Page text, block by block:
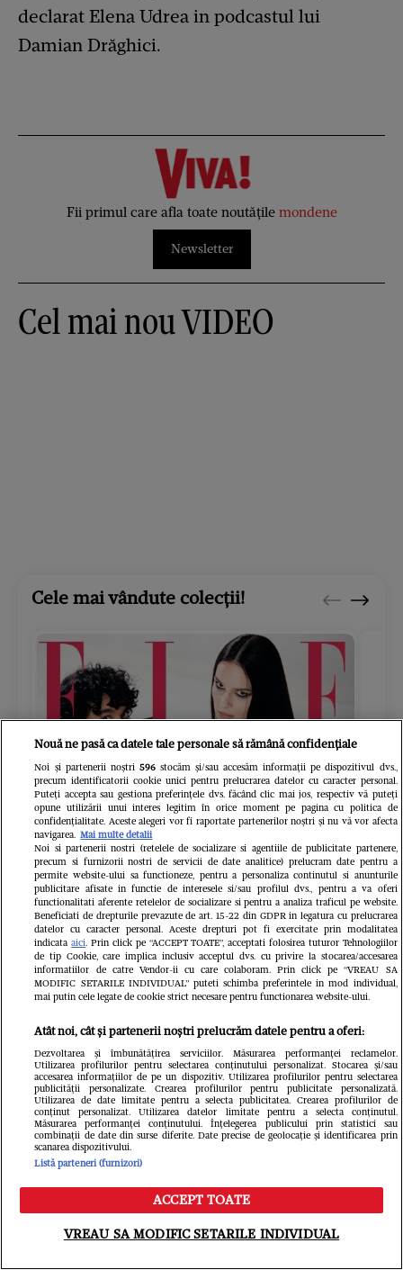
declarat Elena Udrea in podcastul lui
Damian Drăghici.
Fii primul care afla toate noutățile mondene
Newsletter
Cel mai nou VIDEO
Cele mai vândute colecții!
ELLE - ediția iulie/august 2026
39.99 RON
Cumpără acum
Urmărește-ne pe
Libertatea.ro
Meniu Caută
Nouă ne pasă ca datele tale personale să rămână confidențiale
Noi și partenerii noștri 596stocăm și/sau accesăm informații pe dispozitivul dvs.,
precum identificatorii cookie unici pentru prelucrarea datelor cu caracter personal.
Puteți accepta sau gestiona preferințele dvs. făcând clic mai jos, respectiv vă puteți
opune utilizării unui interes legitim în orice moment pe pagina cu politica de
confidențialitate. Aceste alegeri vor fi raportate partenerilor noștri și nu vă vor afecta
navigarea. Mai multe detalii
Noi si partenerii nostri (retelele de socializare si agentiile de publicitate partenere,
precum si furnizorii nostri de servicii de date analitice) prelucram date pentru a
permite website-ului sa functioneze, pentru a personaliza continutul si anunturile
publicitare afisate in functie de interesele si/sau profilul dvs., pentru a va oferi
functionalitati aferente retelelor de socializare si pentru a analiza traficul pe website.
Beneficiati de drepturile prevazute de art. 15-22 din GDPR in legatura cu prelucrarea
datelor cu caracter personal. Aceste drepturi pot fi exercitate prin modalitatea
indicataaici. Prin click pe “ACCEPT TOATE”, acceptati folosirea tuturor Tehnologiilor
de tip Cookie, care implica inclusiv acceptul dvs. cu privire la stocarea/accesarea
informatiilor de catre Vendor-ii cu care colaboram. Prin click pe “VREAU SA
MODIFIC SETARILE INDIVIDUAL” puteti schimba preferintele in mod individual,
mai putin cele legate de cookie strict necesare pentru functionarea website-ului.
Atât noi, cât și partenerii noștri prelucrăm datele pentru a oferi:
Dezvoltarea și îmbunătățirea serviciilor. Măsurarea performanței reclamelor.
Utilizarea profilurilor pentru selectarea conținutului personalizat. Stocarea și/sau
accesarea informațiilor de pe un dispozitiv. Utilizarea profilurilor pentru selectarea
publicității personalizate. Crearea profilurilor pentru publicitate personalizată.
Utilizarea de date limitate pentru a selecta publicitatea. Crearea profilurilor de
conținut personalizat. Utilizarea datelor limitate pentru a selecta conținutul.
Măsurarea performanței conținutului. Înțelegerea publicului prin statistici sau
combinații de date din surse diferite. Date precise de geolocație și identificarea prin
scanarea dispozitivului.
Listă parteneri (furnizori)
ACCEPT TOATE
VREAU SA MODIFIC SETARILE INDIVIDUAL